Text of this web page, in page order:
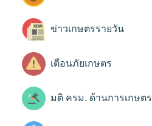
ข่าวเกษตรรายวัน
เตือนภัยเกษตร
มติ ครม. ด้านการเกษตร